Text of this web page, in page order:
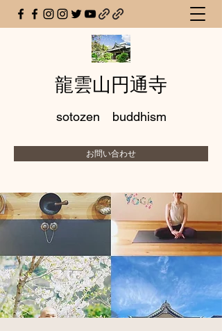
龍雲山円通寺
sotozen buddhism
お問い合わせ